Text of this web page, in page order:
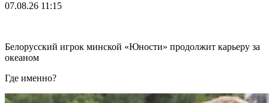
07.08.26 11:15
Белорусский игрок минской «Юности» продолжит карьеру за
океаном
Где именно?